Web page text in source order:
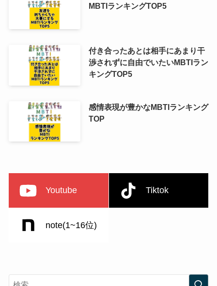
MBTIランキングTOP5
付き合ったあとは相手にあまり干
渉されずに自由でいたいMBTIラン
キングTOP5
感情表現が豊かなMBTIランキング
TOP
Youtube Tiktok
note(1~16位)